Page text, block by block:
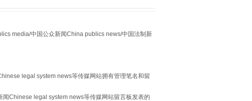
media/中国公众新闻China publics news/中国法制新
legal system news等传媒网站拥有管理笔名和留
Chinese legal system news等传媒网站留言板发表的